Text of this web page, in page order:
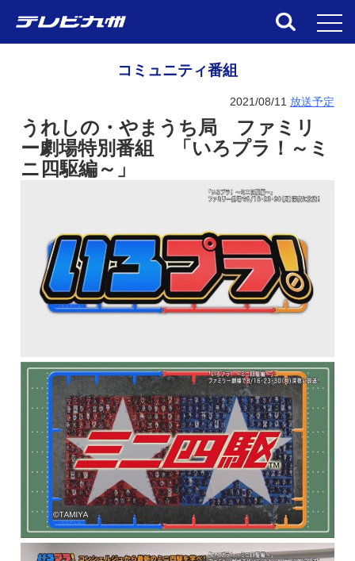
コミュニティ番組
2021/08/11 放送予定
うれしの・やまうち局 ファミリ
ー劇場特別番組 「いろプラ！～ミ
ニ四駆編～」